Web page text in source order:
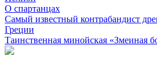
О спартанцах
Самый известный контрабандист
Греции
Таинственная минойская «Змеиная